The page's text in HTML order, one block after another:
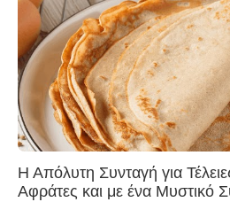
Η Απόλυτη Συνταγή για
Αφράτες και με ένα Μυστικό